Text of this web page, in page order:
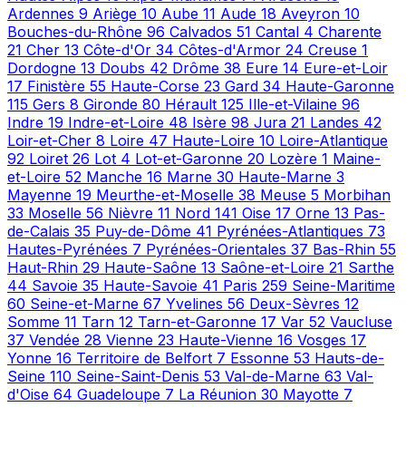
Ardennes 9 Ariège 10 Aube 11 Aude 18 Aveyron 10
Bouches-du-Rhône 96 Calvados 51 Cantal 4 Charente
21 Cher 13 Côte-d'Or 34 Côtes-d'Armor 24 Creuse 1
Dordogne 13 Doubs 42 Drôme 38 Eure 14 Eure-et-Loir
17 Finistère 55 Haute-Corse 23 Gard 34 Haute-Garonne
115 Gers 8 Gironde 80 Hérault 125 Ille-et-Vilaine 96
Indre 19 Indre-et-Loire 48 Isère 98 Jura 21 Landes 42
Loir-et-Cher 8 Loire 47 Haute-Loire 10 Loire-Atlantique
92 Loiret 26 Lot 4 Lot-et-Garonne 20 Lozère 1 Maine-
et-Loire 52 Manche 16 Marne 30 Haute-Marne 3
Mayenne 19 Meurthe-et-Moselle 38 Meuse 5 Morbihan
33 Moselle 56 Nièvre 11 Nord 141 Oise 17 Orne 13 Pas-
de-Calais 35 Puy-de-Dôme 41 Pyrénées-Atlantiques 73
Hautes-Pyrénées 7 Pyrénées-Orientales 37 Bas-Rhin 55
Haut-Rhin 29 Haute-Saône 13 Saône-et-Loire 21 Sarthe
44 Savoie 35 Haute-Savoie 41 Paris 259 Seine-Maritime
60 Seine-et-Marne 67 Yvelines 56 Deux-Sèvres 12
Somme 11 Tarn 12 Tarn-et-Garonne 17 Var 52 Vaucluse
37 Vendée 28 Vienne 23 Haute-Vienne 16 Vosges 17
Yonne 16 Territoire de Belfort 7 Essonne 53 Hauts-de-
Seine 110 Seine-Saint-Denis 53 Val-de-Marne 63 Val-
d'Oise 64 Guadeloupe 7 La Réunion 30 Mayotte 7